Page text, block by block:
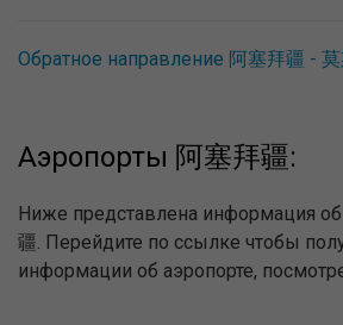
Обратное направление 阿塞拜疆 -
Аэропорты 阿塞拜疆:
Ниже представлена информация об
疆. Перейдите по ссылке чтобы
информации об аэропорте,